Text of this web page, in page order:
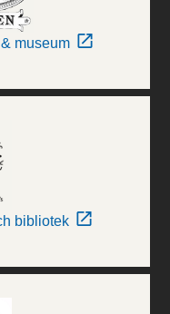
museum
bibliotek